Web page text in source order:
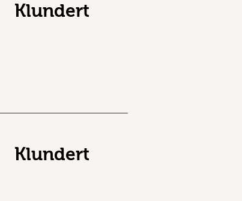
Klundert
Klundert